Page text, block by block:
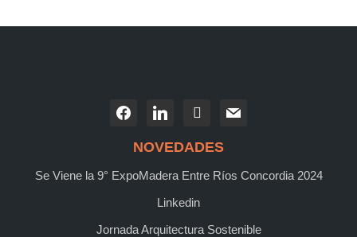
NOVEDADES
Se Viene la 9° ExpoMadera Entre Ríos Concordia 2024
Linkedin
Jornada Arquitectura Sostenible